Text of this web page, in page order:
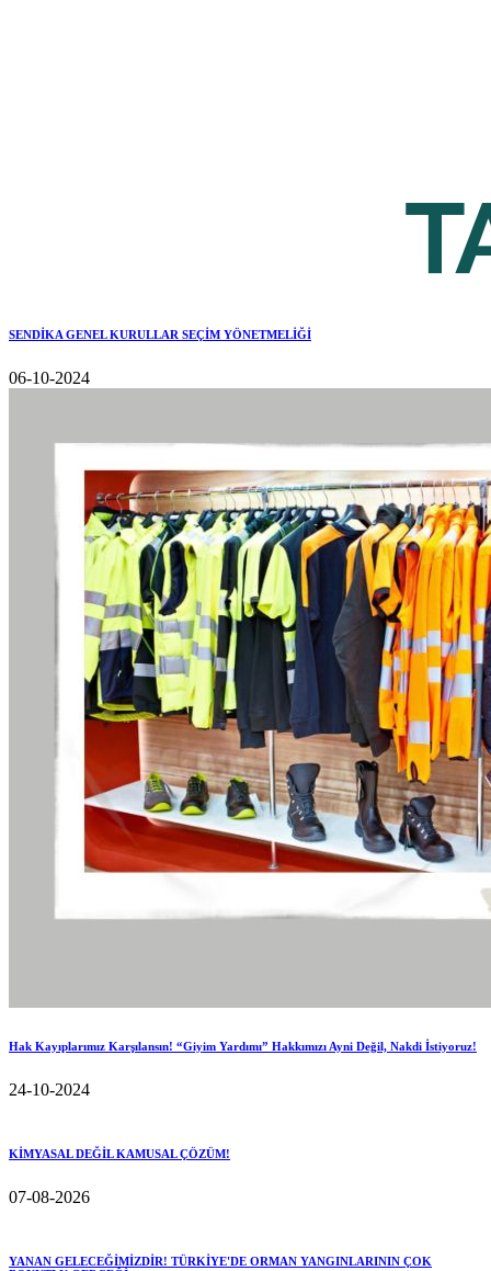
SENDİKA GENEL KURULLAR SEÇİM YÖNETMELİĞİ
06-10-2024
Hak Kayıplarımız Karşılansın! “Giyim Yardımı” Hakkımızı Ayni Değil, Nakdi İstiyoruz!
24-10-2024
KİMYASAL DEĞİL KAMUSAL ÇÖZÜM!
07-08-2026
YANAN GELECEĞİMİZDİR! TÜRKİYE'DE ORMAN YANGINLARININ ÇOK